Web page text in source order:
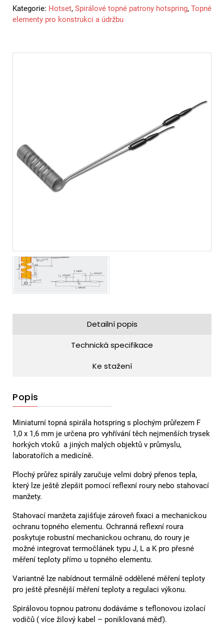
Kategorie: Hotset, Spirálové topné patrony hotspring, Topné
elementy pro konstrukci a údržbu
Detailní popis
Technická specifikace
Ke stažení
Popis
Miniaturní topná spirála hotspring s plochým průřezem F
1,0 x 1,6 mm je určena pro vyhřívání těch nejmenších trysek
horkých vtoků a jiných malých objektů v průmyslu,
laboratořích a medicíně.
Plochý průřez spirály zaručuje velmi dobrý přenos tepla,
který lze ještě zlepšit pomocí reflexní roury nebo stahovací
manžety.
Stahovací manžeta zajišťuje zároveň fixaci a mechanickou
ochranu topného elementu. Ochranná reflexní roura
poskytuje robustní mechanickou ochranu, do roury je
možné integrovat termočlánek typu J, L a K pro přesné
měření teploty přímo u topného elementu.
Variantně lze nabídnout termálně oddělené měření teploty
pro ještě přesnější měření teploty a regulaci výkonu.
Spirálovou topnou patronu dodáváme s teflonovou izolací
vodičů ( více žilový kabel – poniklovaná měď).